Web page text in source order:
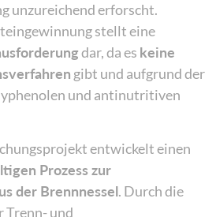
unzureichend erforscht.
stellt eine
dar, da es keine
gibt und aufgrund der
und antinutritiven
entwickelt einen
Prozess zur
der Brennnessel. Durch die
Trenn- und